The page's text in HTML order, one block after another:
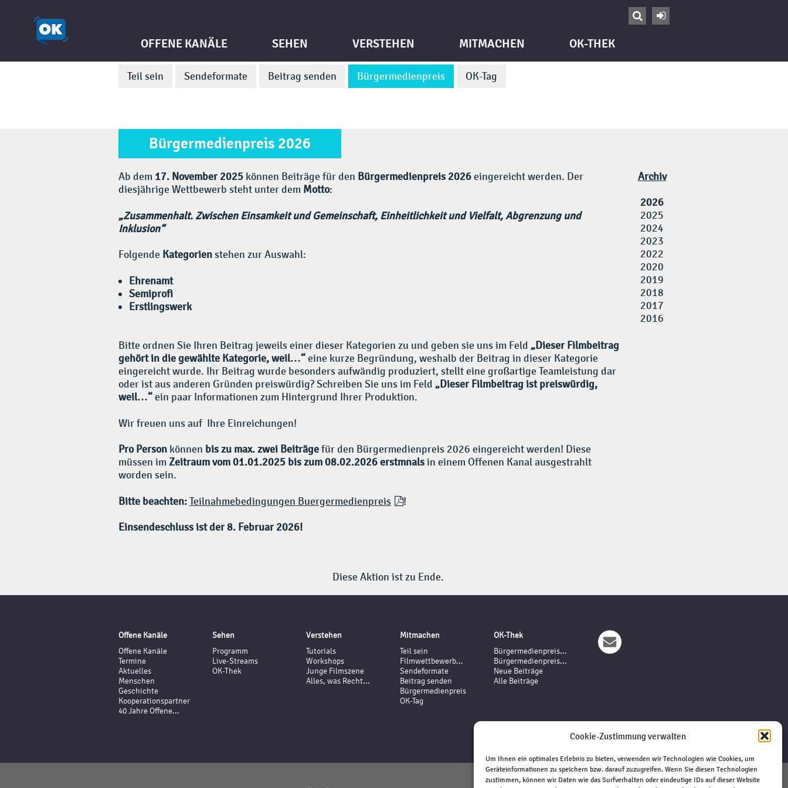
Cookie-Zustimmung verwalten
Um Ihnen ein optimales Erlebnis zu bieten, verwenden wir Technologien wie Cookies, um
Geräteinformationen zu speichern bzw. darauf zuzugreifen. Wenn Sie diesen Technologien
zustimmen, können wir Daten wie das Surfverhalten oder eindeutige IDs auf dieser Website


OFFENE KANÄLE SEHEN VERSTEHEN MITMACHEN
Teil sein Sendeformate Beitrag senden Bürgermedienpreis OK-Tag
OK-THEK
Bürgermedienpreis 2026
Ab dem 17. November 2025 können Beiträge für den Bürgermedienpreis 2026eingereicht werden. Der
diesjährige Wettbewerb steht unter dem Motto:
„Zusammenhalt. Zwischen Einsamkeit und Gemeinschaft, Einheitlichkeit und Vielfalt, Abgrenzung und
Inklusion“
Folgende Kategorienstehen zur Auswahl:
Ehrenamt
Semiprofi
Erstlingswerk
Bitte ordnen Sie Ihren Beitrag jeweils einer dieser Kategorien zu und geben sie uns im Feld „Dieser Filmbeitrag
gehört in die gewählte Kategorie, weil…“eine kurze Begründung, weshalb der Beitrag in dieser Kategorie
eingereicht wurde. Ihr Beitrag wurde besonders aufwändig produziert, stellt eine großartige Teamleistung dar
oder ist aus anderen Gründen preiswürdig? Schreiben Sie uns im Feld „Dieser Filmbeitrag ist preiswürdig,
weil…“ein paar Informationen zum Hintergrund Ihrer Produktion.
Wir freuen uns auf Ihre Einreichungen!
Pro Person können bis zu max. zwei Beiträgefür den Bürgermedienpreis 2026 eingereicht werden! Diese
müssen im Zeitraum vom 01.01.2025 bis zum 08.02.2026 erstmnalsin einem Offenen Kanal ausgestrahlt
worden sein.
Bitte beachten:Teilnahmebedingungen Buergermedienpreis !
Einsendeschluss ist der 8. Februar 2026!
Archiv
2026
2025
2024
2023
2022
2020
2019
2018
2017
2016
Diese Aktion ist zu Ende.
Offene Kanäle
Offene Kanäle
Termine
Aktuelles
Menschen
Geschichte
Kooperationspartner
40 Jahre Offene...
Sehen
Programm
Live-Streams
OK-Thek
Verstehen
Tutorials
Workshops
Junge Filmszene
Alles, was Recht...
Mitmachen
Teil sein
Filmwettbewerb...
Sendeformate
Beitrag senden
Bürgermedienpreis
OK-Tag
OK-Thek
Bürgermedienpreis...
Bürgermedienpreis...
Neue Beiträge
Alle Beiträge